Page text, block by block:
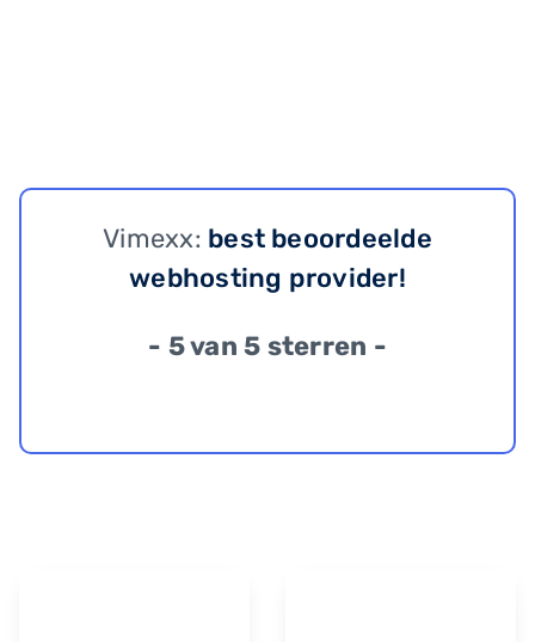
Vimexx: best beoordeelde
webhosting provider!
- 5 van 5 sterren -